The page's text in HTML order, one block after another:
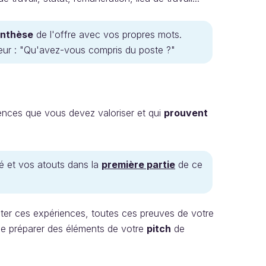
de l'offre avec vos propres mots.
: "Qu'avez-vous compris du poste ?"
que vous devez valoriser et qui prouvent
et vos atouts dans la première partie de ce
ces expériences, toutes ces preuves de votre
préparer des éléments de votre pitch de